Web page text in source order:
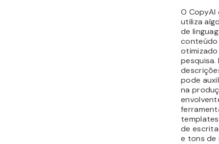
O
utiliza
de
conteúdo
pesquisa.
pode
na
de
e tons de